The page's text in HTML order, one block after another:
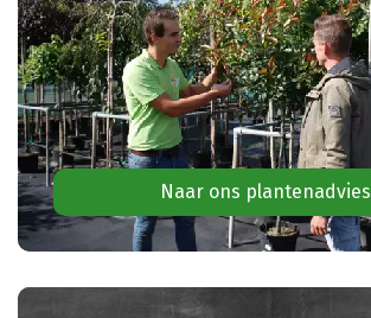
Naar ons plantenadvies